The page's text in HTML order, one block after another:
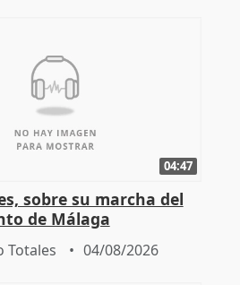
04:47
sobre su marcha del
de Málaga
Totales 04/08/2026